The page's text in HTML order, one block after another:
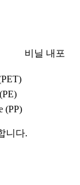
비닐 내포
(PP)
니다.